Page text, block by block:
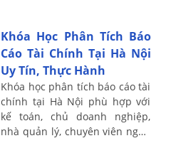
toán muốn ...
Khóa Học Phân Tích Báo
Cáo Tài Chính Tại Hà Nội
Uy Tín, Thực Hành
Khóa học phân tích báo cáo tài
chính tại Hà Nội phù hợp với
kế toán, chủ doanh nghiệp,
nhà quản lý, chuyên viên ngân